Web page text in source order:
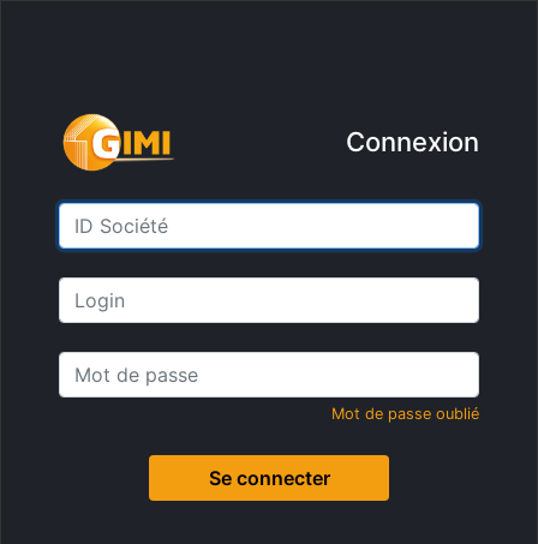
Connexion
Mot de passe oublié
Se connecter